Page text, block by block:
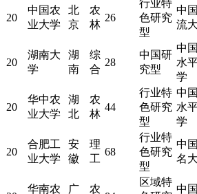
20
中国农
业大学
北
京
农
林
26
行业特
色研究
型
中
流
20
湖南大
学
湖
南
综
合
28
中国研
究型
中
水
学
20
华中农
业大学
湖
北
农
林
44
行业特
色研究
型
中
水
学
20
合肥工
业大学
安
徽
理
工
68
行业特
色研究
型
中
名
华南农 广 农
区域特
中